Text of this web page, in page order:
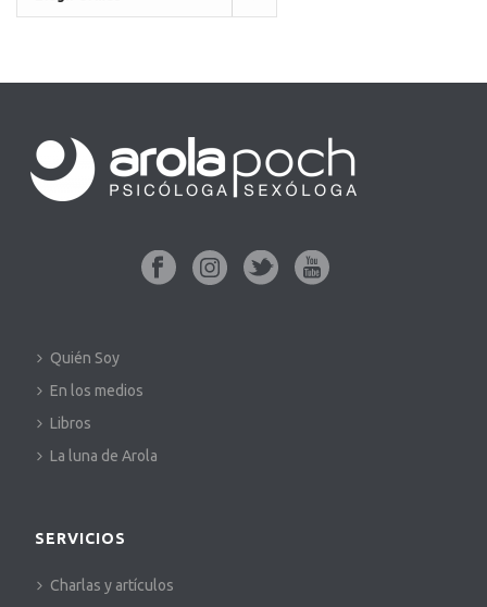
Quién Soy
En los medios
Libros
La luna de Arola
SERVICIOS
Charlas y artículos